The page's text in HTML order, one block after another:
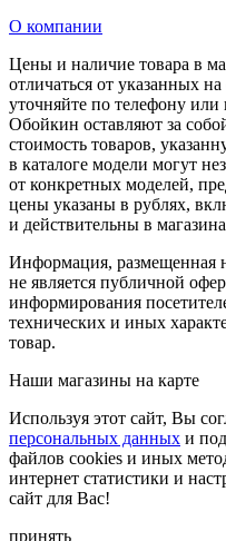
О компании
Цены и наличие товара в
отличаться от указанных
уточняйте по телефону или
Обойкин оставляют за
стоимость товаров,
в каталоге модели могут
от конкретных моделей,
цены указаны в рублях,
и действительны в
Информация, размещенная
не является публичной
информирования
технических и иных
товар.
Наши магазины на карте
Используя этот сайт, Вы
персональных данных и
файлов cookies и иных
интернет статистики и
сайт для Вас!
принять